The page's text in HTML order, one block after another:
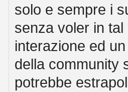
solo e sempre i
senza voler in
interazione ed
della community
potrebbe